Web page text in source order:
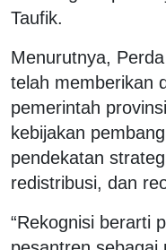
Taufik.
Menurutnya,
telah memberikan
pemerintah
kebijakan
pendekatan
redistribusi, dan
“Rekognisi berarti